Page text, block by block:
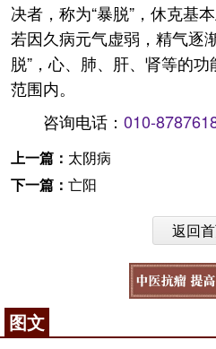
决者，称为“暴脱”，休克基
若因久病元气虚弱，精气逐
脱”，心、肺、肝、肾等的
范围内。
咨询电话： 010-
上一篇： 太阴病
下一篇： 亡阳
返回
图文